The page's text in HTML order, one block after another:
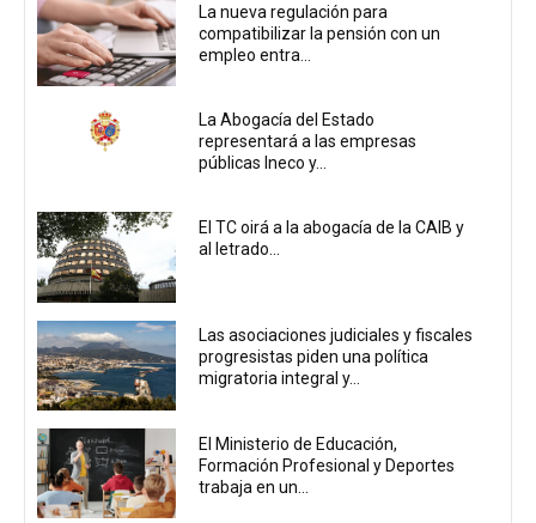
La nueva regulación para
compatibilizar la pensión con un
empleo entra...
La Abogacía del Estado
representará a las empresas
públicas Ineco y...
El TC oirá a la abogacía de la CAIB y
al letrado...
Las asociaciones judiciales y fiscales
progresistas piden una política
migratoria integral y...
El Ministerio de Educación,
Formación Profesional y Deportes
trabaja en un...